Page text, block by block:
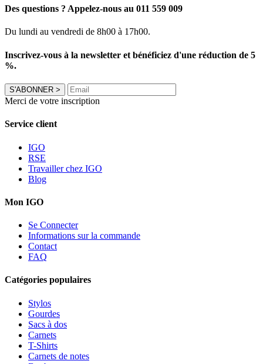
Des questions ? Appelez-nous au 011 559 009
Du lundi au vendredi de 8h00 à 17h00.
Inscrivez-vous à la newsletter et bénéficiez d'une réduction de 5
%.
S'ABONNER >
Merci de votre inscription
Service client
IGO
RSE
Travailler chez IGO
Blog
Mon IGO
Se Connecter
Informations sur la commande
Contact
FAQ
Catégories populaires
Stylos
Gourdes
Sacs à dos
Carnets
T-Shirts
Carnets de notes